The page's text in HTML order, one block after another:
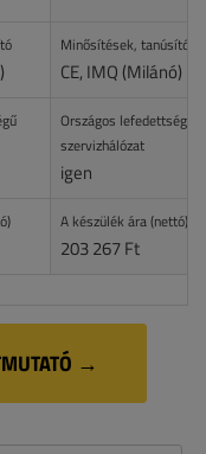
Minősítések, tanúsító
CE, IMQ (Milánó)
Országos lefedettségű
szervizhálózat
igen
A készülék ára (nettó)
203 267 Ft
→